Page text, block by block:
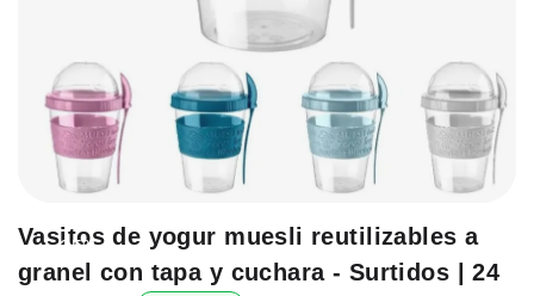
Saltar
principio
-35%
Vasitos de yogur muesli reutilizables a
granel con tapa y cuchara - Surtidos | 24